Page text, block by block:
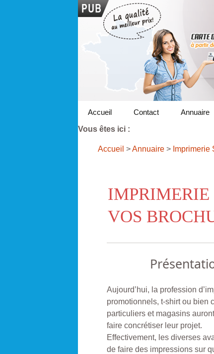
Accueil Contact
Annuaire
Vous êtes ici :
Accueil >Annuaire >
IMPRIMERIE
VOS
Aujourd’hui, la profession
promotionnels, t-shirt ou bien
particuliers et magasins
faire concrétiser leur projet.
Effectivement, les diverses
de faire des impressions sur